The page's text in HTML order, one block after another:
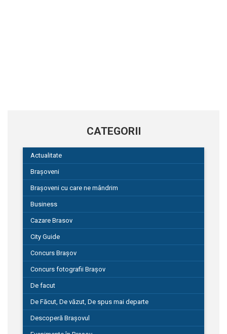
CATEGORII
Actualitate
Brașoveni
Brașoveni cu care ne mândrim
Business
Cazare Brasov
City Guide
Concurs Brașov
Concurs fotografii Brașov
De facut
De Făcut, De văzut, De spus mai departe
Descoperă Brașovul